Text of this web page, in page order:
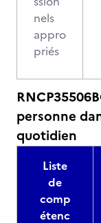
nels
appro
priés
personne
quotidien
Liste
de
comp
étenc